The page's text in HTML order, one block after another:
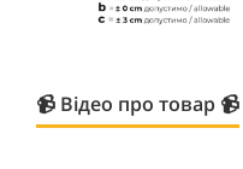
📹 Відео про товар 📹